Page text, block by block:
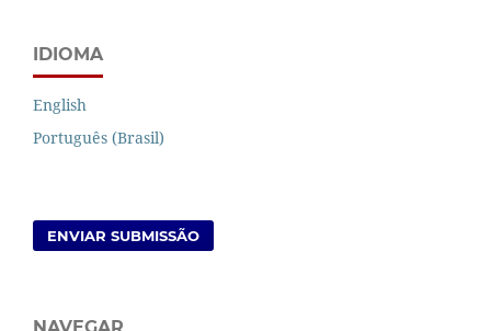
IDIOMA
English
Português (Brasil)
ENVIAR SUBMISSÃO